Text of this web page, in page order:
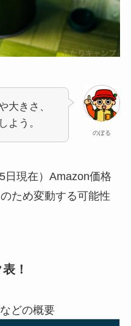
のぼる
大きさ、
よう。
日現在）Amazon価格
ため変動する可能性
！
どの概要